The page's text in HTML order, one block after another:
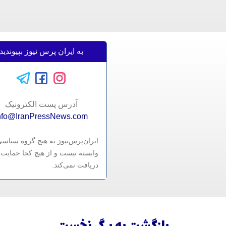
به ایران پرس نیوز بپیوندید
آدرس پست الکترونيک
ایران‌پرس‌نیوز به هیچ گروه
وابسته نیست و از هیچ کجا
دریافت نمی‌کند.